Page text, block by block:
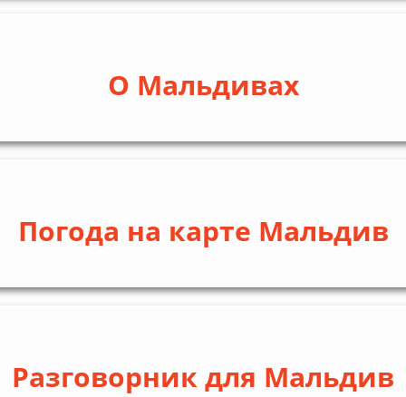
О Мальдивах
Погода на карте Мальдив
Разговорник для Мальдив